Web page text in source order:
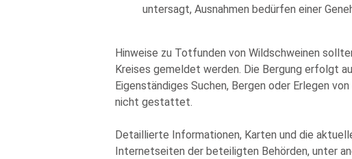
untersagt, Ausnahmen bedürfen einer
Hinweise zu Totfunden von Wildschweinen
Kreises gemeldet werden. Die Bergung erfolgt
Eigenständiges Suchen, Bergen oder Erlegen
nicht gestattet.
Detaillierte Informationen, Karten und die
Internetseiten der beteiligten Behörden, unter